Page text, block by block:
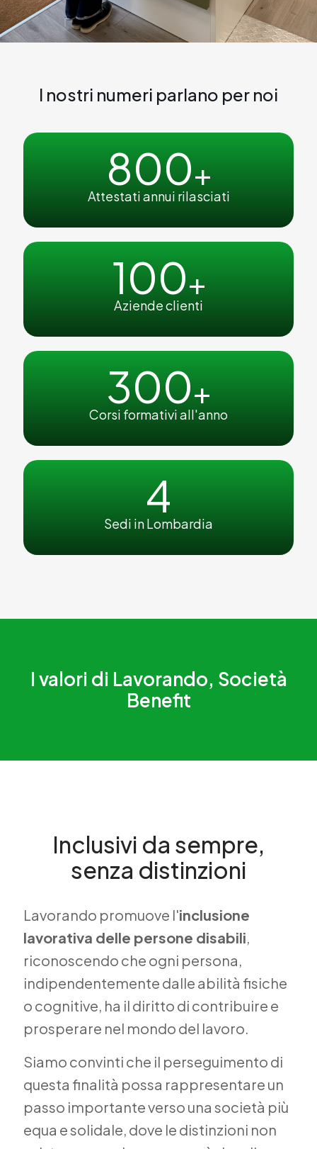
I nostri numeri parlano per noi
800+
Attestati annui rilasciati
100+
Aziende clienti
300+
Corsi formativi all'anno
4
Sedi in Lombardia
I valori di Lavorando, Società
Benefit
Inclusivi da sempre,
senza distinzioni
Lavorando promuove l'inclusione
lavorativa delle persone disabili,
riconoscendo che ogni persona,
indipendentemente dalle abilità fisiche
o cognitive, ha il diritto di contribuire e
prosperare nel mondo del lavoro.
Siamo convinti che il perseguimento di
questa finalità possa rappresentare un
passo importante verso una società più
equa e solidale, dove le distinzioni non